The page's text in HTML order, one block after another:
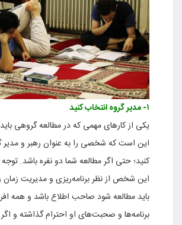
۱- مدیر گروه انتخاب کنید
یکی از کارهای مهمی که در مطالعه گروهی
این است که شخصی را به عنوان رهبر و مدیر
کنید؛ حتی اگر مطالعه شما دو نفره باشد.
این شخص از نظر برنامه‌ریزی و مدیریت
باید مطالعه شود صاحب اطلاع باشد و همه
برنامه‌ها و صحبت‌های او احترام گذاشته و اگر